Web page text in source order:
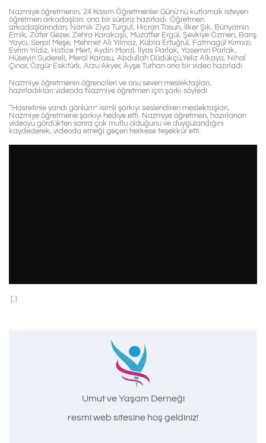
Nazmiye öğretmenin, 24 Kasım Öğretmenler Günü’nü kutlamak isteyen
öğretmen arkadaşları, ona bir sürpriz hazırladı. Öğretmen
arkadaşlarından; Namık Ziya Turgut, Hicran Tosun, İlker Şık, Bünyamin
Emik, Zafer Gezer, Zehra Karakaşlı, Muzaffer Ergül, Şevkiye Özmen, Barış
Yaycı, Serpil Meşe, Mehmet Ali Yılmaz, Kübra Ertuğrul, Fatmagül Kırmızı,
Evrim Yıldız, Hatice Mert, Aydın Moral, İlyas Parlak, Yasemin Parlak,
Hüseyin Sudereli, Meral Karasu, Abdullah Düdükçü,Yeliz Alkaya, Nihal
Çınar, Özgür Eskitürk, Arzu Akyer, Ayşe Turhan ona bir video hazırladı.
Nazmiye öğretmenin öğrencileri ve onu seven meslektaşları,
hazırladıkları videoda Nazmiye öğretmen için şarkı söyledi.
“Hasretinle yandı gönlüm” isimli şarkıyı seslendiren meslektaşları,
Nazmiye öğretmene şarkıyı hediye etti. Nazmiye öğretmen, hazırlanan
videoyu gördükten sonra çok mutlu olduğunu ve duygulandığını
kaydederek, videoda emeği geçen herkese teşekkür etti.
[:]
Umut ve Yaşam Derneği
resmi web sitesine hoş geldiniz!